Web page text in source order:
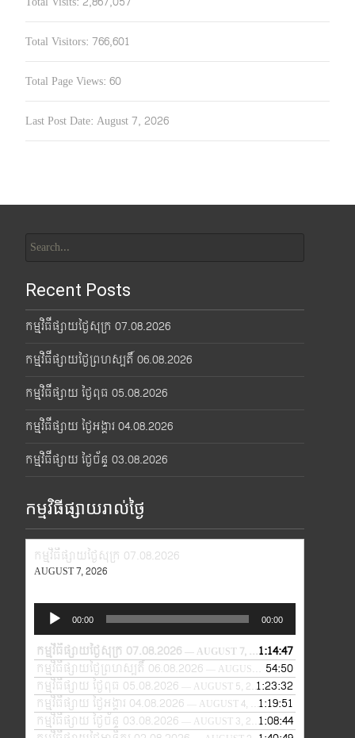
Total Visitors: 766,601
Total Page Views: 60
Last Post Date: August 7, 2026
for:
Recent Posts
កម្មវិធីផ្សាយថ្ងៃសុក្រ 07.08.2026
កម្មវិធីផ្សាយថ្ងៃព្រហស្បតិ៍ 06.08.2026
កម្មវិធីផ្សាយ ថ្ងៃពុធ 05.08.2026
កម្មវិធីផ្សាយ ថ្ងៃអង្គារ 04.08.2026
កម្មវិធីផ្សាយ ថ្ងៃច័ន្ទ 03.08.2026
កម្មវិធីផ្សាយរាល់ថ្ងៃ
កម្មវិធីផ្សាយថ្ងៃសុក្រ 07.08.2026
AUGUST 7, 2026
Audio
Player
00:00 00:00
កម្មវិធីផ្សាយថ្ងៃសុក្រ 07.08.2026— AUGUST 7, 2026
1:14:47
កម្មវិធីផ្សាយថ្ងៃព្រហស្បតិ៍ 06.08.2026
— AUGUST 6, 2026
54:50
កម្មវិធីផ្សាយ ថ្ងៃពុធ 05.08.2026
— AUGUST 5, 2026 1:23:32
កម្មវិធីផ្សាយ ថ្ងៃអង្គារ 04.08.2026
— AUGUST 4, 2026
1:19:51
កម្មវិធីផ្សាយ ថ្ងៃច័ន្ទ 03.08.2026
— AUGUST 3, 2026 1:08:44